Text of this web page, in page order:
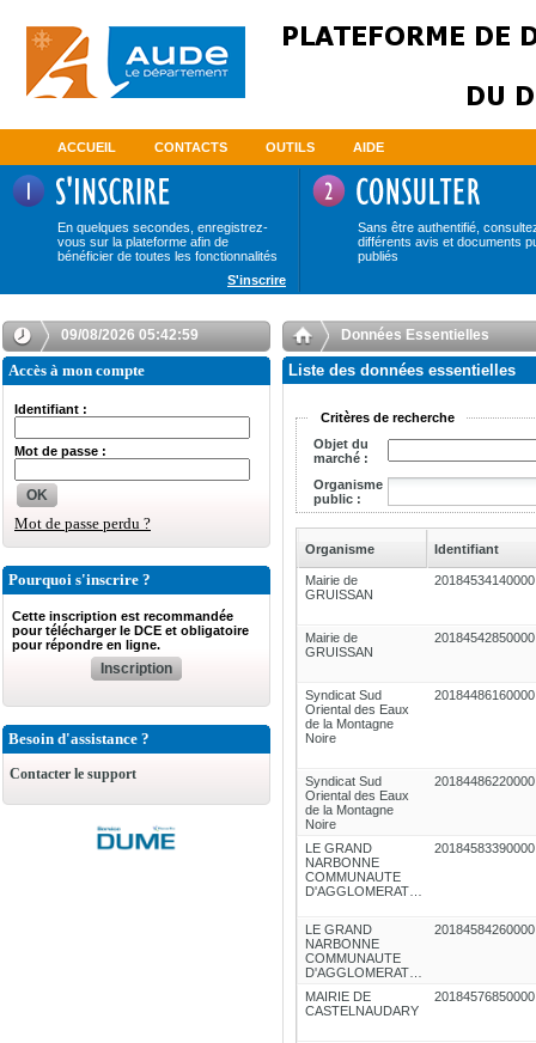
ACCUEIL CONTACTS OUTILS AIDE
En quelques secondes, enregistrez-
vous sur la plateforme afin de
bénéficier de toutes les fonctionnalités
Sans être authentifié,
différents avis et documents
publiés
S'inscrire
09/08/2026 05:42:59
Accès à mon compte
Identifiant :
Mot de passe :
OK
Mot de passe perdu ?
Pourquoi s'inscrire ?
Cette inscription est recommandée
pour télécharger le DCE et obligatoire
pour répondre en ligne.
Inscription
Besoin d'assistance ?
Contacter le support
Données Essentielles
Liste des données essentielles
Critères de recherche
Objet du
marché :
Organisme
public :
Organisme Identifiant
Mairie de
GRUISSAN
20184534140000
Mairie de
GRUISSAN
20184542850000
Syndicat Sud
Oriental des Eaux
de la Montagne
Noire
20184486160000
Syndicat Sud
Oriental des Eaux
de la Montagne
Noire
20184486220000
LE GRAND
NARBONNE
COMMUNAUTE
20184583390000
LE GRAND
NARBONNE
COMMUNAUTE
20184584260000
MAIRIE DE
CASTELNAUDARY
20184576850000